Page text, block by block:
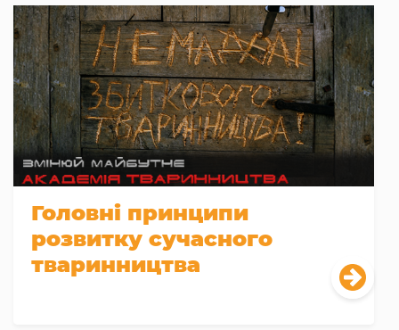
Головні принципи
розвитку сучасного
тваринництва